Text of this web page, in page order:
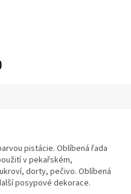
pistácie. Oblíbená řada
v pekařském,
dorty, pečivo. Oblíbená
posypové dekorace.